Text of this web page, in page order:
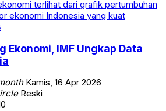
Ekonomi, IMF Ungkap Data
Kamis, 16 Apr 2026
Reski